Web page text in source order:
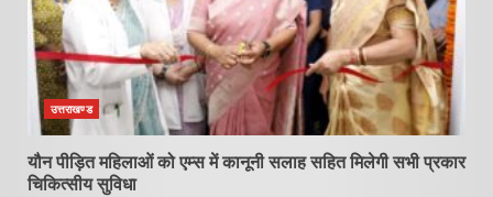
उत्तराखण्ड
यौन पीड़ित महिलाओं को एम्स में कानूनी सलाह सहित मिलेगी सभी प्रकार
चिकित्सीय सुविधा